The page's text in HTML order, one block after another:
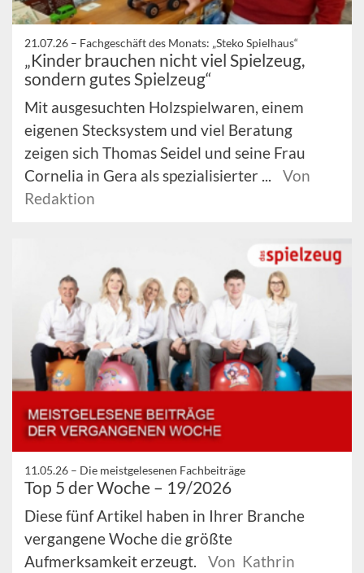
21.07.26 – Fachgeschäft des Monats: „Steko Spielhaus“
„Kinder brauchen nicht viel Spielzeug,
sondern gutes Spielzeug“
Mit ausgesuchten Holzspielwaren, einem
eigenen Stecksystem und viel Beratung
zeigen sich Thomas Seidel und seine Frau
Cornelia in Gera als spezialisierter ...
Von
Redaktion
11.05.26 – Die meistgelesenen Fachbeiträge
Top 5 der Woche – 19/2026
Diese fünf Artikel haben in Ihrer Branche
vergangene Woche die größte
Aufmerksamkeit erzeugt.
Von Kathrin